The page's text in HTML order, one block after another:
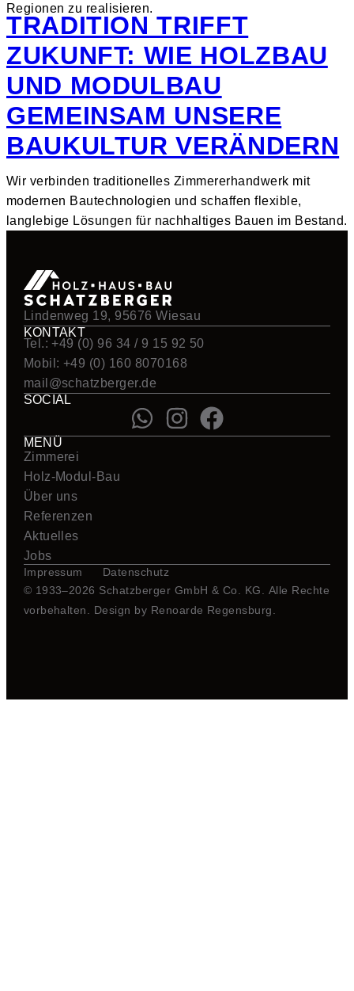
Regionen zu realisieren.
TRADITION TRIFFT
ZUKUNFT: WIE HOLZBAU
UND MODULBAU
GEMEINSAM UNSERE
BAUKULTUR VERÄNDERN
Wir verbinden traditionelles Zimmererhandwerk mit
modernen Bautechnologien und schaffen flexible,
langlebige Lösungen für nachhaltiges Bauen im Bestand.
Lindenweg 19, 95676 Wiesau
KONTAKT
Tel.: +49 (0) 96 34 / 9 15 92 50
Mobil: +49 (0) 160 8070168
mail@schatzberger.de
SOCIAL
MENÜ
Zimmerei
Holz-Modul-Bau
Über uns
Referenzen
Aktuelles
Jobs
© 1933–2026 Schatzberger GmbH & Co. KG. Alle Rechte
vorbehalten. Design by Renoarde Regensburg .
Impressum Datenschutz